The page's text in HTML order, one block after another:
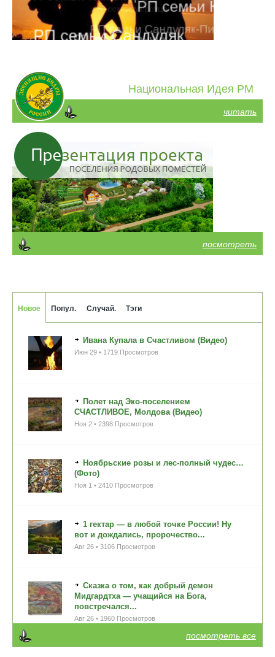
Национальная Идея РМ
читать
посмотреть
Новое Попул. Случай. Тэги
Ивана Купала в Счастливом (Видео)
Июн 29 • 1719 Просмотров
Полет над Эко-поселением
СЧАСТЛИВОЕ, Молдова (Видео)
Ноя 2 • 2398 Просмотров
Ноябрьские розы и лес-полный чудес…
(Фото)
Ноя 1 • 2410 Просмотров
1 гектар — в любой точке России! Ну
вот и дождались, пророчество...
Авг 26 • 3106 Просмотров
Сказка о том, как добрый демон
Мидгардтха — учащийся на Бога,
повстречался...
Авг 26 • 1960 Просмотров
посмотреть все